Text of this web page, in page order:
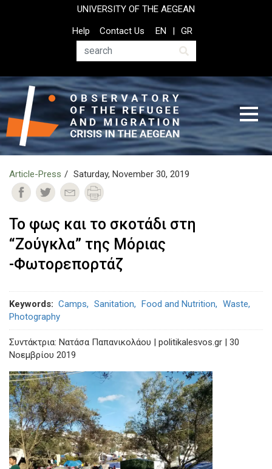
UNIVERSITY OF THE AEGEAN
Top
Header
Help
Contact Us
Search
EN GR
Article-Press Saturday, November 30, 2019
Το φως και το σκοτάδι στη
“Ζούγκλα” της Μόριας
-Φωτορεπορτάζ
Keywords Camps Sanitation Food and Nutrition
Waste
Photography
Συντάκτρια: Νατάσα Παπανικολάου | politikalesvos.gr | 30
Νοεμβρίου 2019